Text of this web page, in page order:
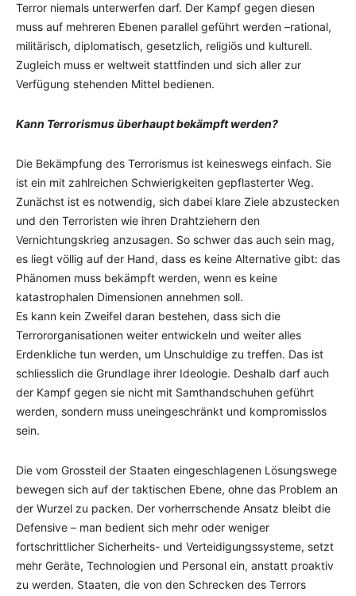
Terror niemals unterwerfen darf. Der Kampf gegen diesen
muss auf mehreren Ebenen parallel geführt werden –rational,
militärisch, diplomatisch, gesetzlich, religiös und kulturell.
Zugleich muss er weltweit stattfinden und sich aller zur
Verfügung stehenden Mittel bedienen.
Kann Terrorismus überhaupt bekämpft werden?
Die Bekämpfung des Terrorismus ist keineswegs einfach. Sie
ist ein mit zahlreichen Schwierigkeiten gepflasterter Weg.
Zunächst ist es notwendig, sich dabei klare Ziele abzustecken
und den Terroristen wie ihren Drahtziehern den
Vernichtungskrieg anzusagen. So schwer das auch sein mag,
es liegt völlig auf der Hand, dass es keine Alternative gibt: das
Phänomen muss bekämpft werden, wenn es keine
katastrophalen Dimensionen annehmen soll.
Es kann kein Zweifel daran bestehen, dass sich die
Terrororganisationen weiter entwickeln und weiter alles
Erdenkliche tun werden, um Unschuldige zu treffen. Das ist
schliesslich die Grundlage ihrer Ideologie. Deshalb darf auch
der Kampf gegen sie nicht mit Samthandschuhen geführt
werden, sondern muss uneingeschränkt und kompromisslos
sein.
Die vom Grossteil der Staaten eingeschlagenen Lösungswege
bewegen sich auf der taktischen Ebene, ohne das Problem an
der Wurzel zu packen. Der vorherrschende Ansatz bleibt die
Defensive – man bedient sich mehr oder weniger
fortschrittlicher Sicherheits- und Verteidigungssysteme, setzt
mehr Geräte, Technologien und Personal ein, anstatt proaktiv
zu werden. Staaten, die von den Schrecken des Terrors